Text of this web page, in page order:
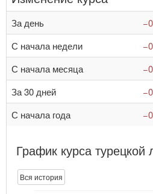
За день
С начала недели
С начала месяца
За 30 дней
С начала года
График курса
Вся история